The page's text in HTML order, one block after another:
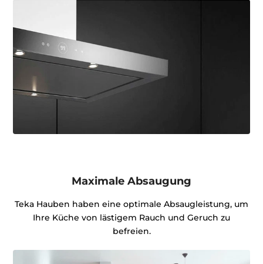
Maximale Absaugung
Teka Hauben haben eine optimale Absaugleistung, um
Ihre Küche von lästigem Rauch und Geruch zu
befreien.